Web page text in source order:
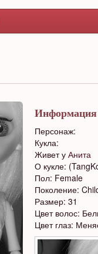
Информация
Персонаж:
Кукла:
Живет у Анита
О кукле:
Пол: Female
Поколение:
Размер: 31
Цвет волос:
Цвет глаз: